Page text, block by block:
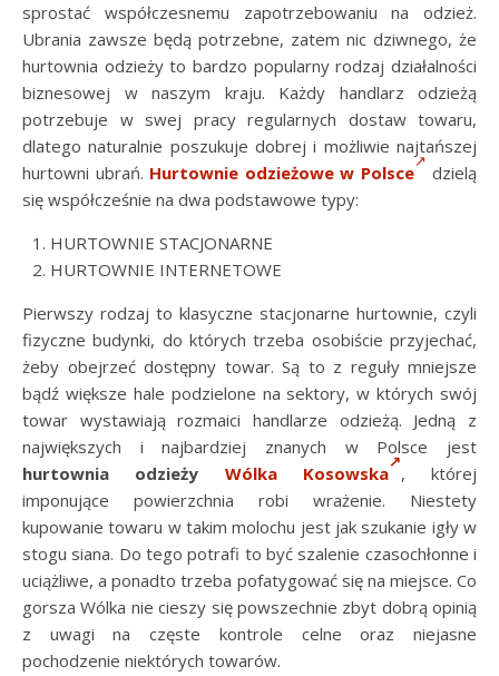
sprostać współczesnemu zapotrzebowaniu na odzież.
Ubrania zawsze będą potrzebne, zatem nic dziwnego, że
hurtownia odzieży to bardzo popularny rodzaj działalności
biznesowej w naszym kraju. Każdy handlarz odzieżą
potrzebuje w swej pracy regularnych dostaw towaru,
dlatego naturalnie poszukuje dobrej i możliwie najtańszej
hurtowni ubrań. Hurtownie odzieżowe w Polsce
dzielą
się współcześnie na dwa podstawowe typy:
HURTOWNIE STACJONARNE
HURTOWNIE INTERNETOWE
Pierwszy rodzaj to klasyczne stacjonarne hurtownie, czyli
fizyczne budynki, do których trzeba osobiście przyjechać,
żeby obejrzeć dostępny towar. Są to z reguły mniejsze
bądź większe hale podzielone na sektory, w których swój
towar wystawiają rozmaici handlarze odzieżą. Jedną z
największych i najbardziej znanych w Polsce jest
hurtownia odzieży Wólka Kosowska
, której
imponujące powierzchnia robi wrażenie. Niestety
kupowanie towaru w takim molochu jest jak szukanie igły w
stogu siana. Do tego potrafi to być szalenie czasochłonne i
uciążliwe, a ponadto trzeba pofatygować się na miejsce. Co
gorsza Wólka nie cieszy się powszechnie zbyt dobrą opinią
z uwagi na częste kontrole celne oraz niejasne
pochodzenie niektórych towarów.